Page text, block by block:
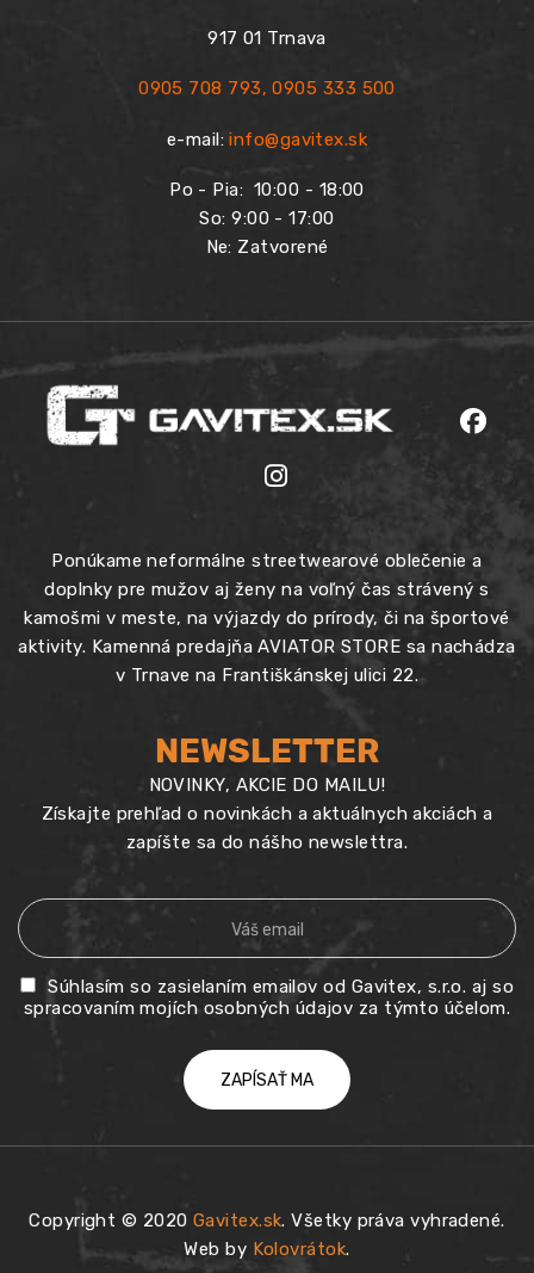
917 01 Trnava
0905 708 793,0905 333 500
e-mail:info@gavitex.sk
Po - Pia:10:00 - 18:00
So: 9:00 - 17:00
Ne: Zatvorené
Ponúkame neformálne streetwearové oblečenie a
doplnky pre mužov aj ženy na voľný čas strávený s
kamošmi v meste, na výjazdy do prírody, či na športové
aktivity. Kamenná predajňa AVIATOR STORE sa nachádza
v Trnave na Františkánskej ulici 22.
NEWSLETTER
NOVINKY, AKCIE DO MAILU!
Získajte prehľad o novinkách a aktuálnych akciách a
zapíšte sa do nášho newslettra.
Súhlasím so zasielaním emailov od Gavitex, s.r.o. aj so
spracovaním mojích osobných údajov za týmto účelom.
Copyright © 2020 Gavitex.sk. Všetky práva vyhradené.
Web by Kolovrátok.